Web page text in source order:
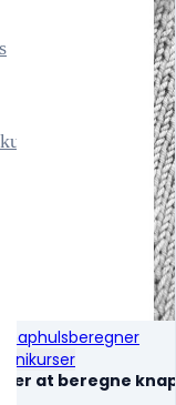
Knaphulsberegner
Minikurser
Lær at beregne